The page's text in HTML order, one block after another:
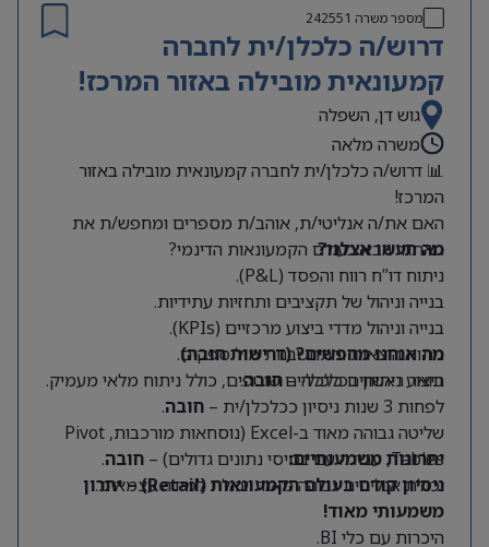
מספר משרה 242551
דרוש/ה כלכלן/ית לחברה
קמעונאית מובילה באזור המרכז!
גוש דן, השפלה
משרה מלאה
📊 דרוש/ה כלכלן/ית לחברה קמעונאית מובילה באזור
המרכז!
האם את/ה אנליטי/ת, אוהב/ת מספרים ומחפש/ת את
האתגר הבא בעולם הקמעונאות הדינמי?
מה תעשו אצלנו?
ניתוח דו”ח רווח והפסד (P&L).
בנייה וניהול של תקציבים ותחזיות עתידיות.
בנייה וניהול מדדי ביצוע מרכזיים (KPIs).
ניתוח הוצאות והתחשבנות מול ספקים.
ביצוע ניתוחים כלכליים שוטפים, כולל ניתוח מלאי מעמיק.
מה אנחנו מחפשים? (דרישות חובה)
תואר ראשון בכלכלה –חובה.
לפחות 3 שנות ניסיון ככלכלן/ית –
חובה.
שליטה גבוהה מאוד ב-Excel (נוסחאות מורכבות, Pivot
Tables, עבודה עם בסיסי נתונים גדולים) –
חובה.
יכולת אנליטית גבוהה מאוד ויכולת למידה עצמאית.
יתרונות משמעותיים:
ניסיון קודם בעולם הקמעונאות (Retail) – יתרון
משמעותי מאוד!
היכרות עם כלי BI.